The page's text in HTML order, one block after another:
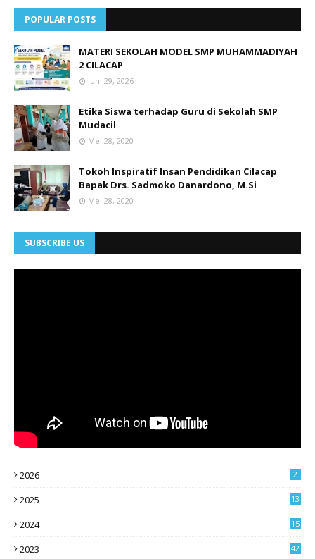
POPULAR POSTS
MATERI SEKOLAH MODEL SMP MUHAMMADIYAH
2 CILACAP
Juni 29, 2026
Etika Siswa terhadap Guru di Sekolah SMP
Mudacil
Mei 28, 2020
Tokoh Inspiratif Insan Pendidikan Cilacap
Bapak Drs. Sadmoko Danardono, M.Si
Mei 28, 2020
SUBSCRIBE US
2026 2
2025 13
2024 15
2023 42